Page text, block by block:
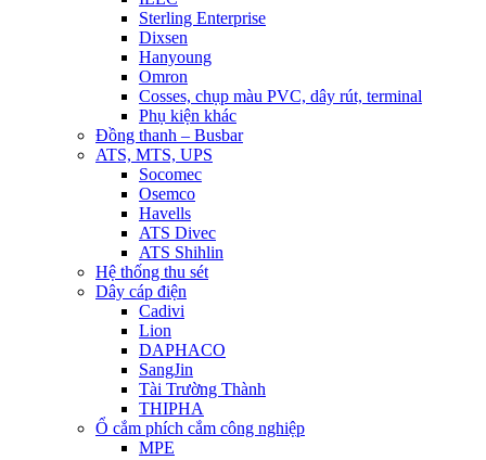
Sterling Enterprise
Dixsen
Hanyoung
Omron
Cosses, chụp màu PVC, dây rút, terminal
Phụ kiện khác
Đồng thanh – Busbar
ATS, MTS, UPS
Socomec
Osemco
Havells
ATS Divec
ATS Shihlin
Hệ thống thu sét
Dây cáp điện
Cadivi
Lion
DAPHACO
SangJin
Tài Trường Thành
THIPHA
Ổ cắm phích cắm công nghiệp
MPE